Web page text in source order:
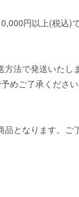
円以上(税込)
法で発送いたしま
めご了承ください
となります。ご